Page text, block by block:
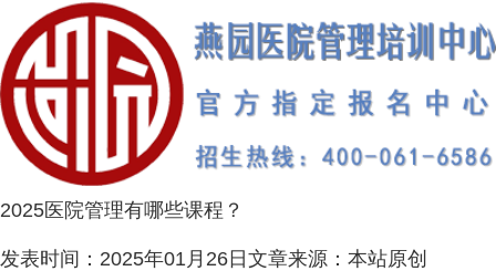
2025医院管理有哪些课程？
发表时间： 2025年01月26日 文章来源： 本站原创